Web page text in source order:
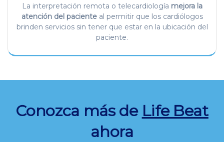
La interpretación remota o telecardiología mejora la
atención del pacienteal permitir que los cardiólogos
brinden servicios sin tener que estar en la ubicación del
paciente.
Conozca más de Life Beat
ahora